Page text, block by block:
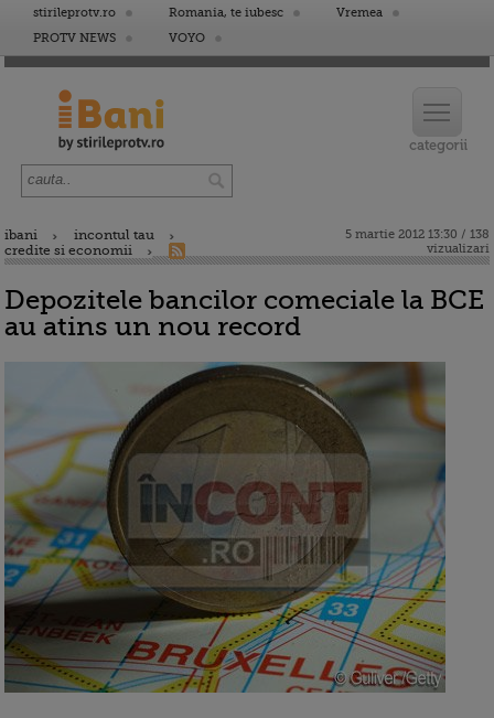
stirileprotv.ro Romania, te iubesc
Vremea
PROTV NEWS
VOYO
ibani
incontul tau
credite si economii
5 martie 2012 13:30 / 138
vizualizari
Depozitele bancilor comeciale la BCE
au atins un nou record